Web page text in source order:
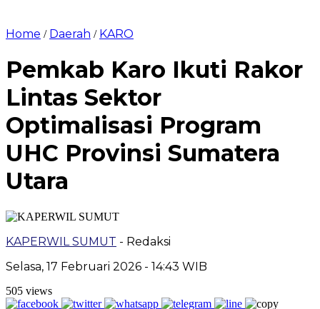
Home / Daerah / KARO
Pemkab Karo Ikuti Rakor
Lintas Sektor
Optimalisasi Program
UHC Provinsi Sumatera
Utara
KAPERWIL SUMUT - Redaksi
Selasa, 17 Februari 2026 - 14:43 WIB
505 views